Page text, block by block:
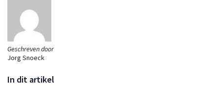
Geschreven door
Jorg Snoeck
In dit artikel